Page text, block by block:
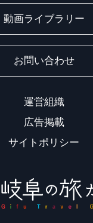
動画ライブラリー
お問い合わせ
運営組織
広告掲載
サイトポリシー